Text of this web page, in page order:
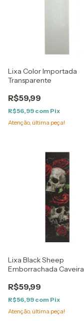
Lixa Color Importada
Transparente
R$59,99
R$56,99 com Pix
Atenção, última peça!
Lixa Black Sheep
Emborrachada Caveira
R$59,99
R$56,99 com Pix
Atenção, última peça!